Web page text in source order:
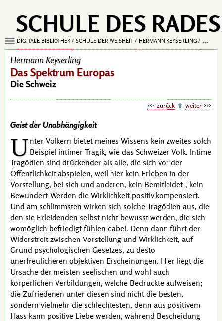
SCHULE DES RADES
DIGITALE BIBLIOTHEK SCHULE DER WEISHEIT HERMANN KEYSERLING DAS
Hermann Keyserling
Das Spektrum Europas
Die Schweiz
zurück weiter
Geist der Unabhängigkeit
Unter Völkern bietet meines Wissens kein zweites solch
Beispiel intimer Tragik, wie das Schweizer Volk. Intime
Tragödien sind drückender als alle, die sich vor der
Öffentlichkeit abspielen, weil hier kein Erleben in der
Vorstellung, bei sich und anderen, kein Bemitleidet-, kein
Bewundert-Werden die Wirklichkeit positiv kompensiert.
Und am schlimmsten wirken sich solche Tragödien aus, die
den sie Erleidenden selbst nicht bewusst werden, die sich
womöglich befriedigt fühlen dabei. Denn dann führt der
Widerstreit zwischen Vorstellung und Wirklichkeit, auf
Grund psychologischen Gesetzes, zu desto
unerfreulicheren objektiven Erscheinungen. Hier liegt die
Ursache der meisten seelischen und wohl auch
körperlichen Verbildungen, welche Bedrückte aufweisen;
die Zufriedenen unter diesen sind nicht die besten,
sondern vielmehr die schlechtesten, denn aus positivem
Hass kann positive Liebe werden, während Bescheidung